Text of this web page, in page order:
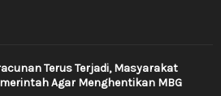
Terus Terjadi, Masyarakat
Agar Menghentikan MBG